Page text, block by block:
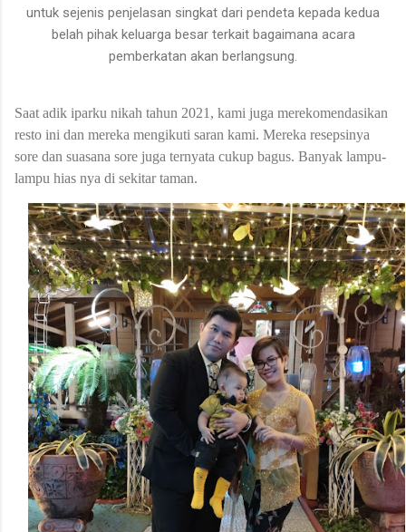
untuk sejenis penjelasan singkat dari pendeta kepada kedua
belah pihak keluarga besar terkait bagaimana acara
pemberkatan akan berlangsung.
Saat adik iparku nikah tahun 2021, kami juga merekomendasikan
resto ini dan mereka mengikuti saran kami. Mereka resepsinya
sore dan suasana sore juga ternyata cukup bagus. Banyak lampu-
lampu hias nya di sekitar taman.